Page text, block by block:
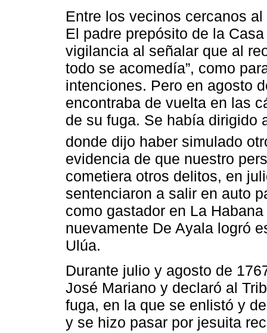
Entre los vecinos cercanos
El padre prepósito de la
vigilancia al señalar que al
todo se acomedía”, como
intenciones. Pero en agosto
encontraba de vuelta en las
de su fuga. Se había dirigido
donde dijo haber simulado
evidencia de que nuestro
cometiera otros delitos, en
sentenciaron a salir en auto
como gastador en La
nuevamente De Ayala logró
Ulúa.
Durante julio y agosto de
José Mariano y declaró al
fuga, en la que se enlistó y
y se hizo pasar por jesuita